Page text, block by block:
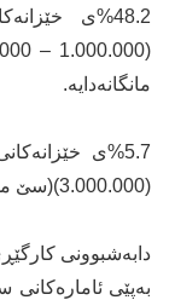
%48.2ی
مانگانەدایە.
%5.7ی
(3.000.000)(سێ‌ ملیۆن دینار)ەوەیە.
دابەشبوونی